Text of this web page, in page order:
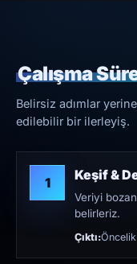
Çalışma
Belirsiz adımlar
edilebilir bir ilerleyiş.
1 Keşif &
Veriyi
belirleriz.
Çıktı: